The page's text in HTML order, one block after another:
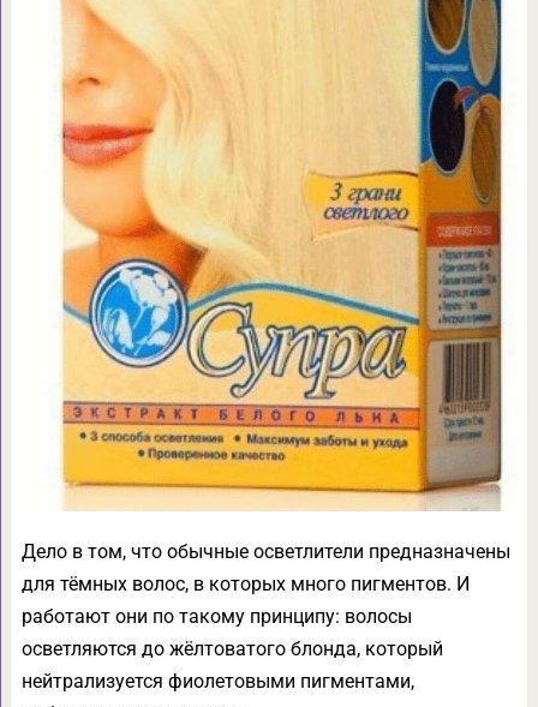
Дело в том, что обычные осветлители предназначены
для тёмных волос, в которых много пигментов. И
работают они по такому принципу: волосы
осветляются до жёлтоватого блонда, который
нейтрализуется фиолетовыми пигментами,